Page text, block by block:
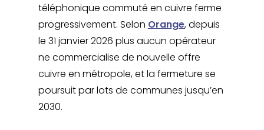
téléphonique commuté en cuivre ferme
progressivement. Selon Orange, depuis
le 31 janvier 2026 plus aucun opérateur
ne commercialise de nouvelle offre
cuivre en métropole, et la fermeture se
poursuit par lots de communes jusqu’en
2030.